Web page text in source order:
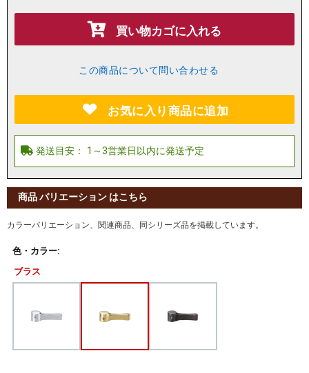
買い物カゴに入れる
この商品について問い合わせる
お気に入り商品に追加
商品 バリエーション はこちら
カラーバリエーション、関連商品、同シリーズ品を掲載しています。
色・カラー:
ブラス